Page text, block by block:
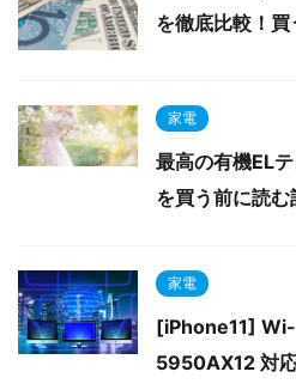
を徹底比較！買
家電
最高の有機EL
を買う前に読む
家電
[iPhone11]
5950AX12 対